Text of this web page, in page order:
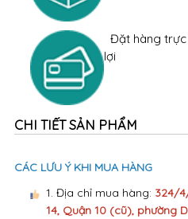
Đặt hàng trực
lợi
CHI TIẾT SẢN PHẨM
CÁC LƯU Ý KHI MUA HÀNG
1. Địa chỉ mua hàng: 324/
14, Quận 10 (cũ), phường